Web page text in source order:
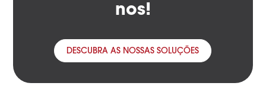
nos!
DESCUBRA AS NOSSAS SOLUÇÕES